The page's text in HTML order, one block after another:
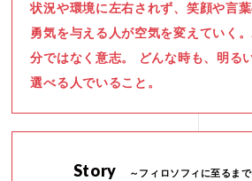
状況や環境に左右されず、笑顔や言
勇気を与える人が空気を変えていく
分ではなく意志。 どんな時も、明る
選べる人でいること。
Story ～フィロソフィに至るま